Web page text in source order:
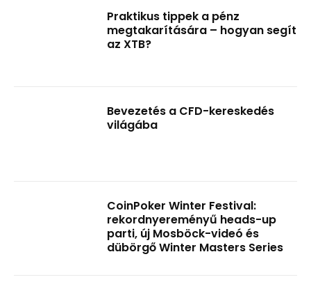
Praktikus tippek a pénz
megtakarítására – hogyan segít
az XTB?
Bevezetés a CFD-kereskedés
világába
CoinPoker Winter Festival:
rekordnyereményű heads-up
parti, új Mosböck-videó és
dübörgő Winter Masters Series